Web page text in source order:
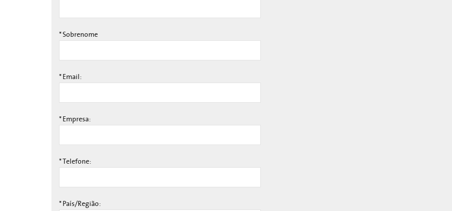
*Sobrenome
*Email:
*Empresa:
*Telefone:
*País/Região: